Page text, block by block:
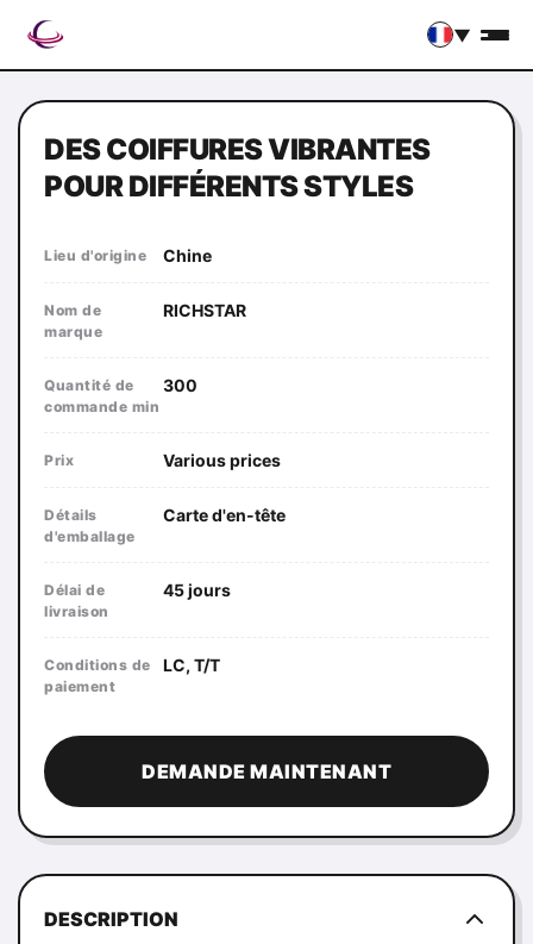
▼
DES COIFFURES VIBRANTES
POUR DIFFÉRENTS STYLES
Lieu d'origine Chine
Nom de
marque
RICHSTAR
Quantité de
commande min
300
Prix Various prices
Détails
d'emballage
Carte d'en-tête
Délai de
livraison
45 jours
Conditions de
paiement
LC, T/T
DEMANDE MAINTENANT
DESCRIPTION